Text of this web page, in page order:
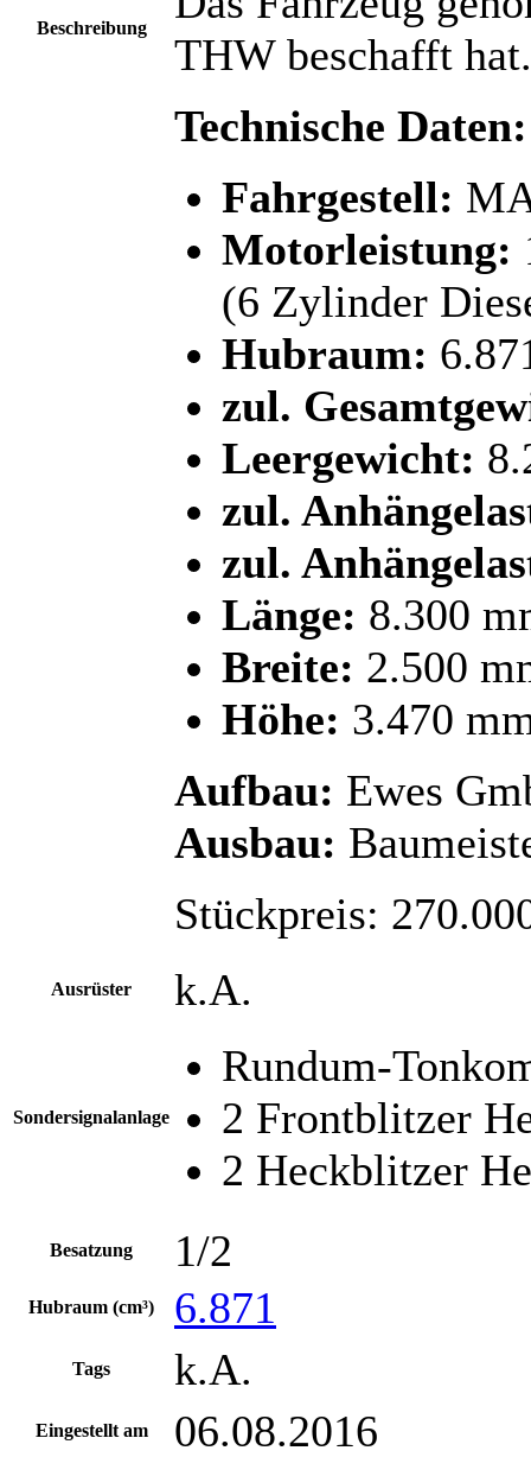
Beschreibung
THW beschafft hat.
Technische Daten:
Fahrgestell:
Motorleistung:
(6 Zylinder
Hubraum:
zul.
Leergewicht:
zul.
zul.
Länge: 8.300
Breite: 2.500
Höhe: 3.470
Aufbau: Ewes
Ausbau:
Stückpreis:
Ausrüster k.A.
Sondersignalanlage
Rundum-
2 Frontblitzer
2 Heckblitzer
Besatzung 1/2
Hubraum (cm³) 6.871
Tags k.A.
Eingestellt am 06.08.2016